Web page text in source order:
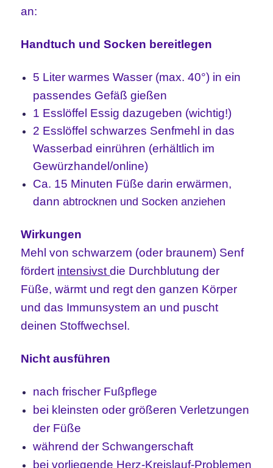
an:
Handtuch und Socken bereitlegen
5 Liter warmes Wasser (max. 40°) in ein
passendes Gefäß gießen
1 Esslöffel Essig dazugeben (wichtig!)
2 Esslöffel schwarzes Senfmehl in das
Wasserbad einrühren (erhältlich im
Gewürzhandel/online)
Ca. 15 Minuten Füße darin erwärmen,
dannabtrocknen und Socken anziehen
Wirkungen
Mehl von schwarzem (oder braunem) Senf
fördert intensivstdie Durchblutung der
Füße, wärmt und regt den ganzen Körper
und das Immunsystem an und puscht
deinen Stoffwechsel.
Nicht ausführen
nach frischer Fußpflege
bei kleinstenoder größeren Verletzungen
der Füße
während der Schwangerschaft
bei vorliegende Herz-Kreislauf-Problemen